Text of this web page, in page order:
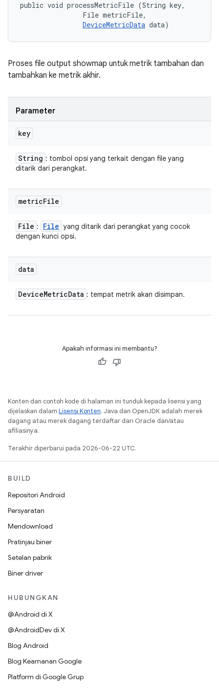
public void processMetricFile (String key,
                File metricFile,
DeviceMetricData data)
Proses file output showmap untuk metrik tambahan dan
tambahkan ke metrik akhir.
Parameter
key
String : tombol opsi yang terkait dengan file yang
ditarik dari perangkat.
metricFile
File : File yang ditarik dari perangkat yang cocok
dengan kunci opsi.
data
DeviceMetricData : tempat metrik akan disimpan.
Apakah informasi ini membantu?
Konten dan contoh kode di halaman ini tunduk kepada lisensi yang
dijelaskan dalam Lisensi Konten. Java dan OpenJDK adalah merek
dagang atau merek dagang terdaftar dari Oracle dan/atau
afiliasinya.
Terakhir diperbarui pada 2026-06-22 UTC.
BUILD
Repositori Android
Persyaratan
Mendownload
Pratinjau biner
Setelan pabrik
Biner driver
HUBUNGKAN
@Android di X
@AndroidDev di X
Blog Android
Blog Keamanan Google
Platform di Google Grup